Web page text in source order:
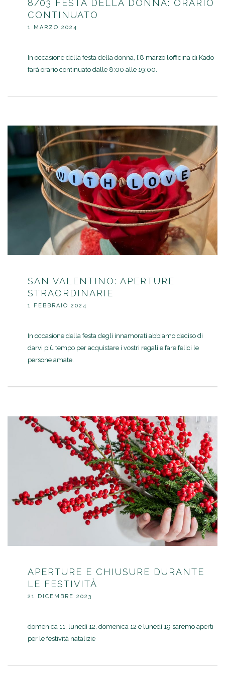
8/03 FESTA DELLA DONNA: ORARIO
CONTINUATO
1 MARZO 2024
In occasione della festa della donna, l’8 marzo l’officina di Kado
farà orario continuato dalle 8:00 alle 19:00.
SAN VALENTINO: APERTURE
STRAORDINARIE
1 FEBBRAIO 2024
In occasione della festa degli innamorati abbiamo deciso di
darvi più tempo per acquistare i vostri regali e fare felici le
persone amate.
APERTURE E CHIUSURE DURANTE
LE FESTIVITÀ
21 DICEMBRE 2023
domenica 11, lunedì 12, domenica 12 e lunedì 19 saremo aperti
per le festività natalizie